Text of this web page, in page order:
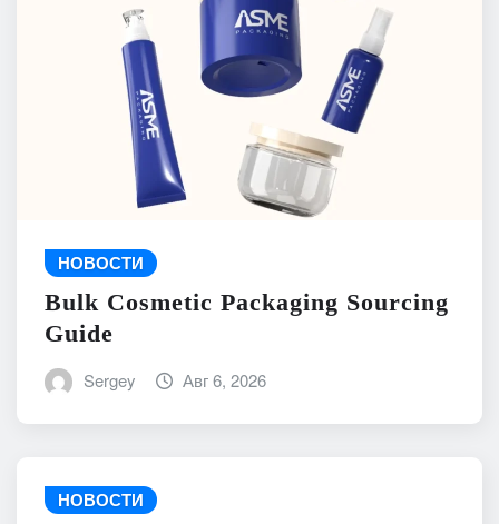
НОВОСТИ
Bulk Cosmetic Packaging Sourcing
Guide
Sergey Авг 6, 2026
НОВОСТИ